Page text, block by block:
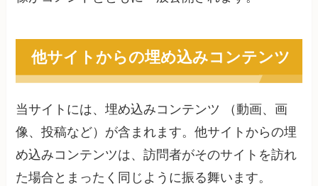
他サイトからの埋め込みコンテンツ
当サイトには、埋め込みコンテンツ （動画、画
像、投稿など）が含まれます。他サイトからの埋
め込みコンテンツは、訪問者がそのサイトを訪れ
た場合とまったく同じように振る舞います。